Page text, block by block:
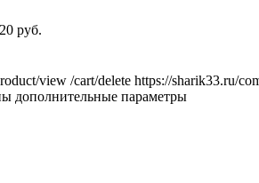
руб.
view /cart/delete https://sharik33.ru/
дополнительные параметры